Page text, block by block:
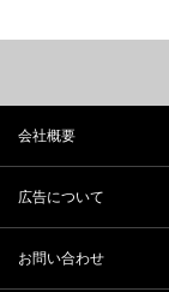
会社概要
広告について
お問い合わせ